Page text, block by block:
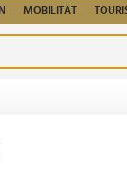
MOBILITÄT